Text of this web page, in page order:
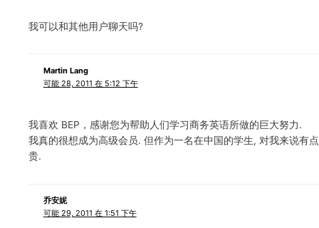
我可以和其他用户聊天吗?
Martin Lang
可能 28, 2011 在 5:12 下午
我喜欢 BEP，感谢您为帮助人们学习商务英语所做的巨大努力.
我真的很想成为高级会员. 但作为一名在中国的学生, 对我来说有点
贵.
乔安妮
可能 29, 2011 在 1:51 下午